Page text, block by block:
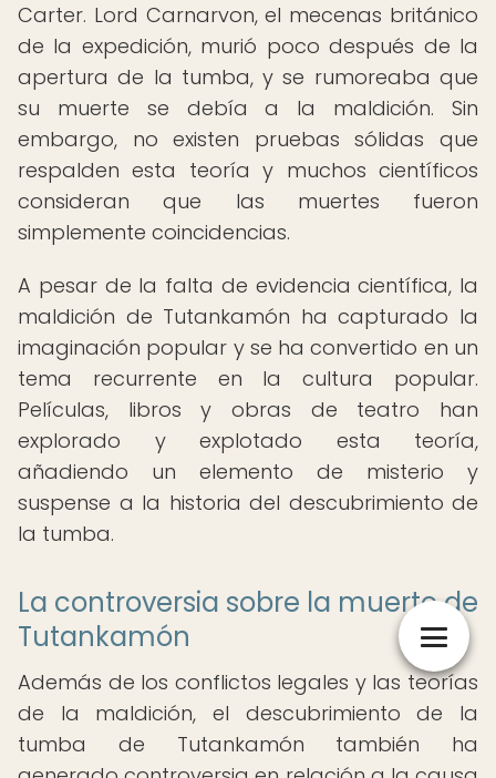
Carter. Lord Carnarvon, el mecenas británico
de la expedición, murió poco después de la
apertura de la tumba, y se rumoreaba que
su muerte se debía a la maldición. Sin
embargo, no existen pruebas sólidas que
respalden esta teoría y muchos científicos
consideran que las muertes fueron
simplemente coincidencias.
A pesar de la falta de evidencia científica, la
maldición de Tutankamón ha capturado la
imaginación popular y se ha convertido en un
tema recurrente en la cultura popular.
Películas, libros y obras de teatro han
explorado y explotado esta teoría,
añadiendo un elemento de misterio y
suspense a la historia del descubrimiento de
la tumba.
La controversia sobre la muerte de
Tutankamón
Además de los conflictos legales y las teorías
de la maldición, el descubrimiento de la
tumba de Tutankamón también ha